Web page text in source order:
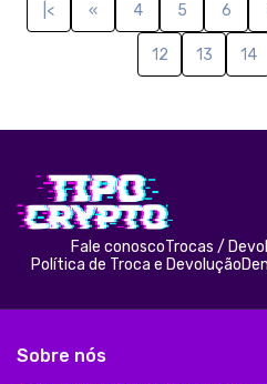
|< « 4 5 6
12 13 14
Fale conoscoTrocas /
Política de Troca e Devolução
Sobre nós